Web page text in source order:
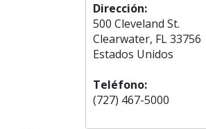
Dirección:
500 Cleveland St.
Clearwater, FL 33756
Estados Unidos
Teléfono:
(727) 467-5000